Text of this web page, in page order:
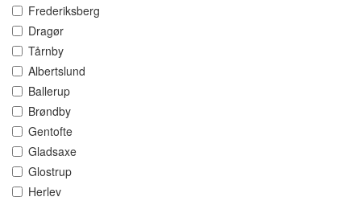
Frederiksberg
Dragør
Tårnby
Albertslund
Ballerup
Brøndby
Gentofte
Gladsaxe
Glostrup
Herlev